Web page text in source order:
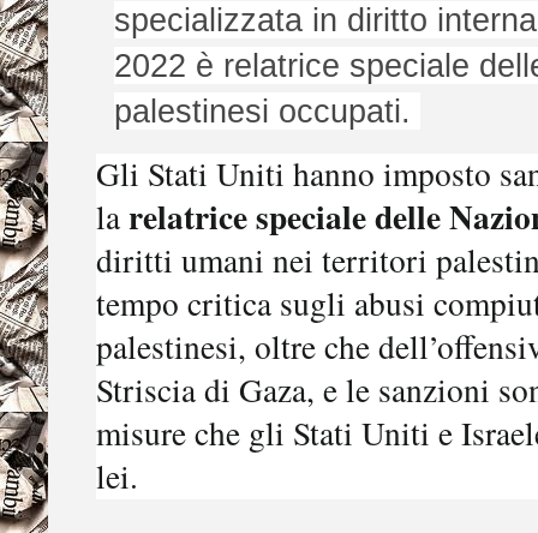
specializzata in diritto
2022 è relatrice speciale
palestinesi occupati.
Gli Stati Uniti hanno imposto
larelatrice speciale delle
diritti umani nei territori
tempo critica sugli abusi
palestinesi, oltre che
Striscia di Gaza, e le sanzioni
misure che gli Stati Uniti e
lei.